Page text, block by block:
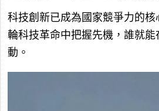
科技創新已成為國家競爭力的
輪科技革命中把握先機，誰就
動。